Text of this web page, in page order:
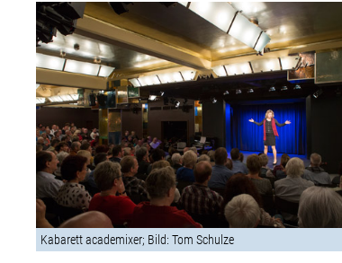
Kabarett academixer; Bild: Tom Schulze